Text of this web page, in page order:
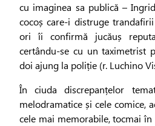
cu imaginea sa publică –
cocoș care-i distruge
ori îi confirmă jucăuș
certându-se cu un taximetrist
doi ajung la poliție (r. Luchino
În ciuda discrepanțelor
melodramatice și cele comice,
cele mai memorabile, tocmai